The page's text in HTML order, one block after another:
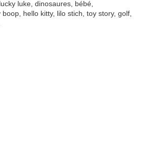
luke, dinosaures, bébé,
hello kitty, lilo stich, toy story, golf,